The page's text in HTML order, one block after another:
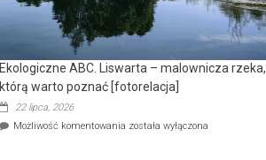
Ekologiczne ABC. Liswarta – malownicza rzeka,
którą warto poznać [fotorelacja]
22 lipca, 2026
Możliwość komentowania Ekologiczne
została wyłączona